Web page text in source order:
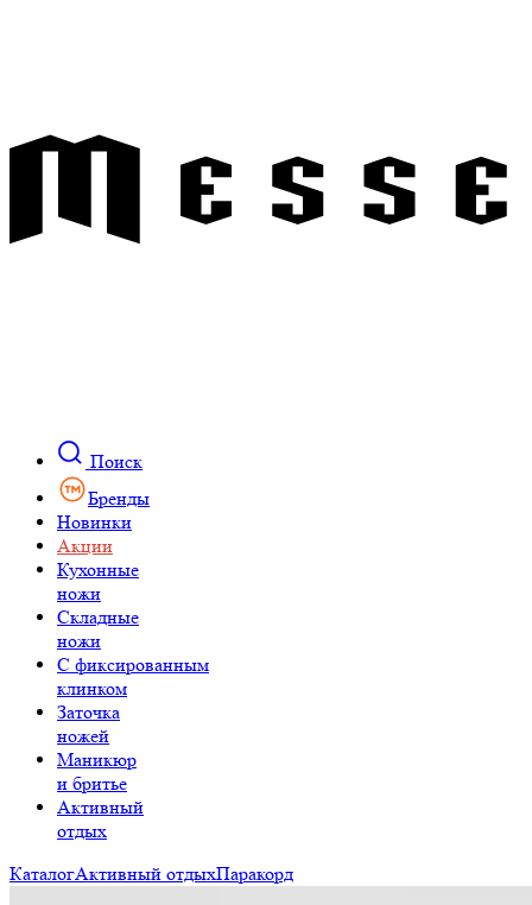
Поиск
Бренды
Новинки
Акции
Кухонные
ножи
Складные
ножи
C фиксированным
клинком
Заточка
ножей
Маникюр
и бритье
Активный
отдых
КаталогАктивный отдыхПаракорд